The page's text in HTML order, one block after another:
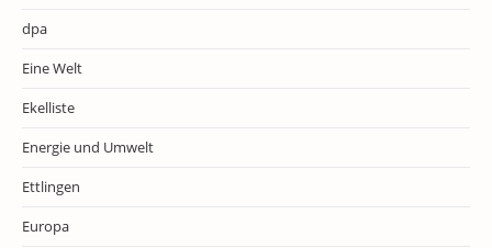
dpa
Eine Welt
Ekelliste
Energie und Umwelt
Ettlingen
Europa